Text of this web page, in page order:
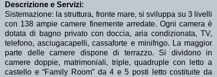
Descrizione e Servizi:
Sistemazione: la struttura, fronte mare, si sviluppa su 3 livelli
con 138 ampie camere finemente arredate. Ogni camera è
dotata di bagno privato con doccia, aria condizionata, TV,
telefono, asciugacapelli, cassaforte e minifrigo. La maggior
parte delle camere dispone di terrazzo. Si dividono in
camere doppie, matrimoniali, triple, quadruple con letto a
castello e “Family Room” da 4 e 5 posti letto costituite da